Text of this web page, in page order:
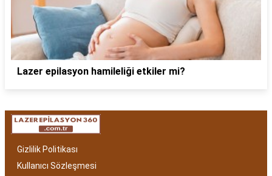
Lazer epilasyon hamileliği etkiler mi?
Gizlilik Politikası
Kullanıcı Sözleşmesi